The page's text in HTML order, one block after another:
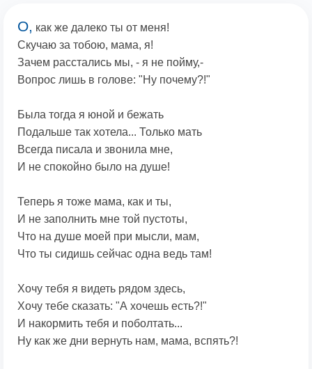
О, как же далеко ты от меня!
Скучаю за тобою, мама, я!
Зачем расстались мы, - я не пойму,-
Вопрос лишь в голове: "Ну почему?!"
Была тогда я юной и бежать
Подальше так хотела... Только мать
Всегда писала и звонила мне,
И не спокойно было на душе!
Теперь я тоже мама, как и ты,
И не заполнить мне той пустоты,
Что на душе моей при мысли, мам,
Что ты сидишь сейчас одна ведь там!
Хочу тебя я видеть рядом здесь,
Хочу тебе сказать: "А хочешь есть?!"
И накормить тебя и поболтать...
Ну как же дни вернуть нам, мама, вспять?!